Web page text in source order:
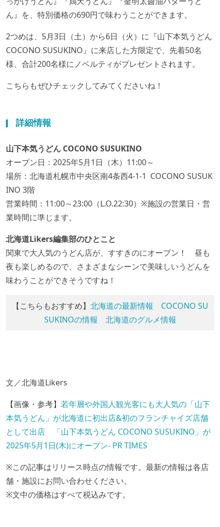
ん』を、特別価格の690円で味わうことができます。
2つめは、5月3日（土）から6日（火）に『山下本気うどん
COCONO SUSUKINO』に来店した方限定で、先着50名
様、合計200名様にノベルティがプレゼントされます。
こちらもぜひチェックしてみてくださいね！
詳細情報
山下本気うどん COCONO SUSUKINO
オープン日：2025年5月1日（木）11:00～
場所：北海道札幌市中央区南4条西4-1-1 COCONO SUSUK
INO 3階
営業時間：11:00～23:00（L.O.22:30）※施設の営業日・営
業時間に準じます。
北海道Likers編集部のひとこと
関東で大人気のうどん店が、すすきのにオープン！ 昼も
夜も楽しめるので、さまざまなシーンで美味しいうどんを
味わうことができそうですね！
【こちらもおすすめ】 北海道の最新情報
COCONO SU
SUKINOの情報
北海道のグルメ情報
文／北海道Likers
【画像・参考】 若年層や外国人観光客にも大人気の「山下
本気うどん」が北海道に初出店&初のフランチャイズ店舗
として出店 「山下本気うどん COCONO SUSUKINO」が
2025年5月1日(木)にオープン- PR TIMES
※この記事はリリース時点の情報です。最新の情報は各店
舗・施設にお問い合わせください。
※文中の価格はすべて税込みです。